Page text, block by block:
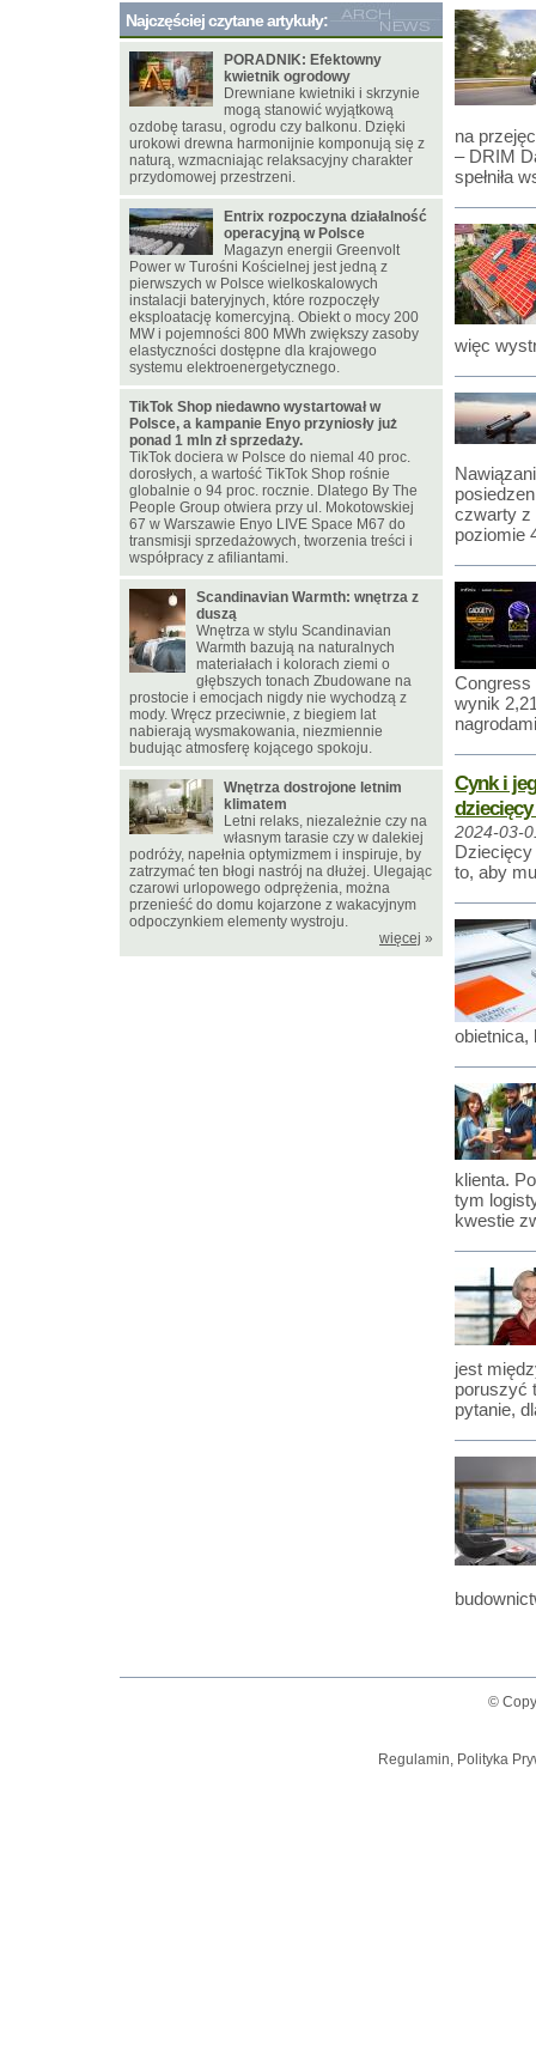
na
– DRIM
spełniła
więc
czwarty z
poziomie
Congress
wynik
Cynk i
2024-03-
Dziecięcy
to, aby
obietnica,
klienta.
tym
kwestie
jest
poruszyć
pytanie,
Najczęściej czytane artykuły:
PORADNIK: Efektowny
kwietnik ogrodowy
Drewniane kwietniki i skrzynie
mogą stanowić wyjątkową
ozdobę tarasu, ogrodu czy balkonu. Dzięki
urokowi drewna harmonijnie komponują się z
naturą, wzmacniając relaksacyjny charakter
przydomowej przestrzeni.
Entrix rozpoczyna działalność
operacyjną w Polsce
Magazyn energii Greenvolt
Power w Turośni Kościelnej jest jedną z
pierwszych w Polsce wielkoskalowych
instalacji bateryjnych, które rozpoczęły
eksploatację komercyjną. Obiekt o mocy 200
MW i pojemności 800 MWh zwiększy zasoby
elastyczności dostępne dla krajowego
systemu elektroenergetycznego.
TikTok Shop niedawno wystartował w
Polsce, a kampanie Enyo przyniosły już
ponad 1 mln zł sprzedaży.
TikTok dociera w Polsce do niemal 40 proc.
dorosłych, a wartość TikTok Shop rośnie
globalnie o 94 proc. rocznie. Dlatego By The
People Group otwiera przy ul. Mokotowskiej
67 w Warszawie Enyo LIVE Space M67 do
transmisji sprzedażowych, tworzenia treści i
współpracy z afiliantami.
Scandinavian Warmth: wnętrza z
duszą
Wnętrza w stylu Scandinavian
Warmth bazują na naturalnych
materiałach i kolorach ziemi o
głębszych tonach Zbudowane na
prostocie i emocjach nigdy nie wychodzą z
mody. Wręcz przeciwnie, z biegiem lat
nabierają wysmakowania, niezmiennie
budując atmosferę kojącego spokoju.
Wnętrza dostrojone letnim
klimatem
Letni relaks, niezależnie czy na
własnym tarasie czy w dalekiej
podróży, napełnia optymizmem i inspiruje, by
zatrzymać ten błogi nastrój na dłużej. Ulegając
czarowi urlopowego odprężenia, można
przenieść do domu kojarzone z wakacyjnym
odpoczynkiem elementy wystroju.
więcej »
©
Regulamin, Polityka